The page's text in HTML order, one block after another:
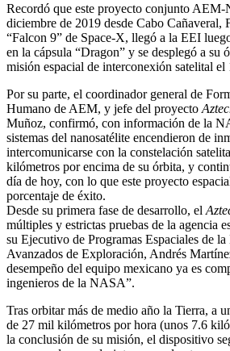
Recordó que este proyecto conjunto
diciembre de 2019 desde Cabo Cañaveral,
“Falcon 9” de Space-X, llegó a la EEI
en la cápsula “Dragon” y se desplegó a su
misión espacial de interconexión satelital el
Por su parte, el coordinador general de
Humano de AEM, y jefe del proyecto
Muñoz, confirmó, con información de la
sistemas del nanosatélite encendieron de
intercomunicarse con la constelación
kilómetros por encima de su órbita, y
día de hoy, con lo que este proyecto
porcentaje de éxito.
Desde su primera fase de desarrollo, el
múltiples y estrictas pruebas de la agencia
su Ejecutivo de Programas Espaciales de
Avanzados de Exploración, Andrés
desempeño del equipo mexicano ya es
ingenieros de la NASA”.
Tras orbitar más de medio año la Tierra, a
de 27 mil kilómetros por hora (unos 7.6
la conclusión de su misión, el dispositivo